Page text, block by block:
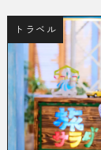
トラベル